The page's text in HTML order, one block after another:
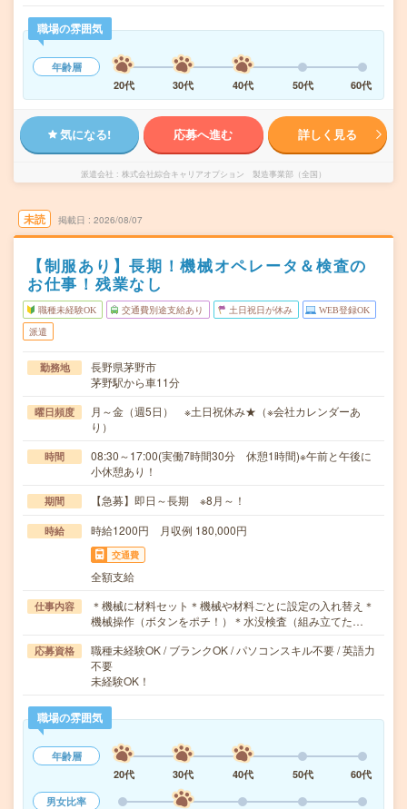
職場の雰囲気
年齢層
20代
30代 40代 50代 60代
気になる! 応募へ進む 詳しく見る
派遣会社 株式会社綜合キャリアオプション 製造事業部（全国）
未読 掲載日 2026/08/07
【制服あり】長期！機械オペレータ＆検査の
お仕事！残業なし
職種未経験OK 交通費別途支給あり 土日祝日が休み WEB登録OK
派遣
勤務地
長野県茅野市
茅野駅から車11分
曜日頻度
月～金（週5日） ※土日祝休み★（※会社カレンダーあ
り）
時間
08:30～17:00(実働7時間30分 休憩1時間)※午前と午後に
小休憩あり！
期間 【急募】即日～長期 ※8月～！
時給 時給1200円 月収例 180,000円
交通費
全額支給
仕事内容
＊機械に材料セット＊機械や材料ごとに設定の入れ替え＊
機械操作（ボタンをポチ！）＊水没検査（組み立てた…
応募資格
職種未経験OK / ブランクOK / パソコンスキル不要 / 英語力
不要
未経験OK！
職場の雰囲気
年齢層
20代
30代 40代 50代
60代
男女比率